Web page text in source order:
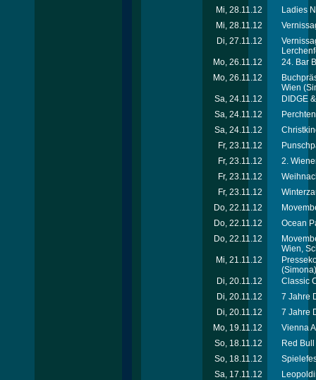
Mi, 28.11.12
Ladies
Mi, 28.11.12
Di, 27.11.12
Mo, 26.11.12
24. Bar
Mo, 26.11.12
Wien
Sa, 24.11.12
DIDGE
Sa, 24.11.12
Sa, 24.11.12
Fr, 23.11.12
Fr, 23.11.12
2.
Fr, 23.11.12
Fr, 23.11.12
Do, 22.11.12
Do, 22.11.12
Ocean
Do, 22.11.12
Wien,
Mi, 21.11.12
(Simona)
Di, 20.11.12
Classic
Di, 20.11.12
7 Jahre
Di, 20.11.12
7 Jahre
Mo, 19.11.12
Vienna
So, 18.11.12
Red
So, 18.11.12
Sa, 17.11.12